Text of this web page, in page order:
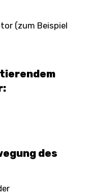
(zum Beispiel
des